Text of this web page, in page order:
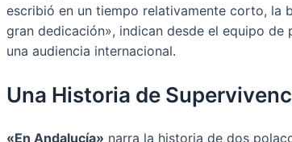
escribió en un tiempo relativamente corto, la
gran dedicación», indican desde el equipo
una audiencia internacional.
Una Historia de
«En Andalucía» narra la historia de dos